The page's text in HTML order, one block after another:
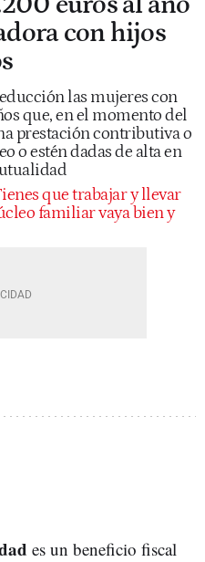
con hijos
las mujeres con
que, en el momento del
prestación contributiva o
o estén dadas de alta en
que trabajar y llevar
familiar vaya bien y
es un beneficio fiscal